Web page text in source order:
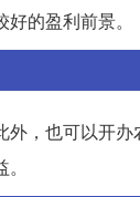
的盈利前景。
，也可以开